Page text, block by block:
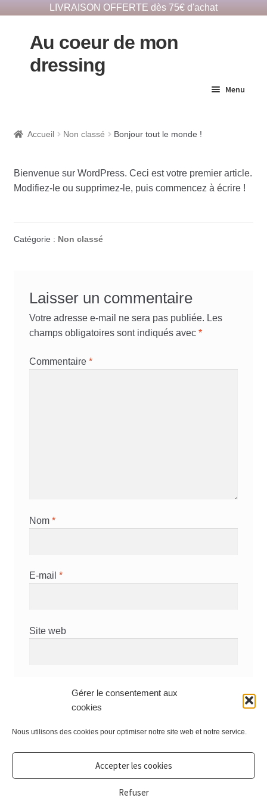
LIVRAISON OFFERTE dès 75€ d'achat
Gérer le consentement aux
cookies
Nous utilisons des cookies pour optimiser notre site web et notre service.
Accepter les cookies
Refuser
Au coeur de mon
dressing
Menu
Contact
Accueil Non classé Bonjour tout le monde !
Bienvenue sur WordPress. Ceci est votre premier article.
Modifiez-le ou supprimez-le, puis commencez à écrire !
Catégorie : Non classé
Laisser un commentaire
Votre adresse e-mail ne sera pas publiée. Les
champs obligatoires sont indiqués avec *
Commentaire *
Nom *
E-mail *
Site web
Prévenez-moi de tous les nouveaux articles